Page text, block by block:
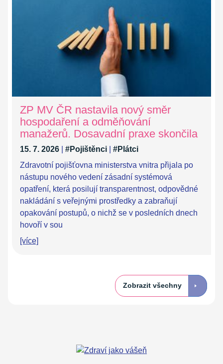
ZP MV ČR nastavila nový směr
hospodaření a odměňování
manažerů. Dosavadní praxe skončila
15. 7. 2026 #Pojištěnci
#Plátci
Zdravotní pojišťovna ministerstva vnitra přijala po
nástupu nového vedení zásadní systémová
opatření, která posilují transparentnost, odpovědné
nakládání s veřejnými prostředky a zabraňují
opakování postupů, o nichž se v posledních dnech
hovoří v sou
[více]
Zobrazit všechny